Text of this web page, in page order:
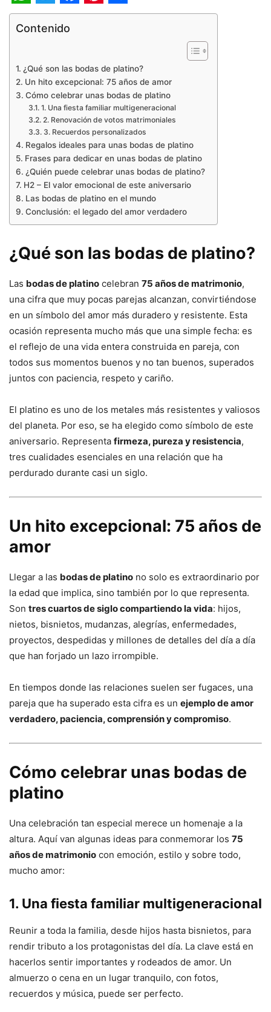
WhatsApp
Twitter
Facebook
Pinterest
Share
Contenido
¿Qué son las bodas de platino?
Un hito excepcional: 75 años de amor
Cómo celebrar unas bodas de platino
1. Una fiesta familiar multigeneracional
2. Renovación de votos matrimoniales
3. Recuerdos personalizados
Regalos ideales para unas bodas de platino
Frases para dedicar en unas bodas de platino
¿Quién puede celebrar unas bodas de platino?
H2 – El valor emocional de este aniversario
Las bodas de platino en el mundo
Conclusión: el legado del amor verdadero
¿Qué son las bodas de platino?
Las bodas de platino celebran 75 años de matrimonio,
una cifra que muy pocas parejas alcanzan, convirtiéndose
en un símbolo del amor más duradero y resistente. Esta
ocasión representa mucho más que una simple fecha: es
el reflejo de una vida entera construida en pareja, con
todos sus momentos buenos y no tan buenos, superados
juntos con paciencia, respeto y cariño.
El platino es uno de los metales más resistentes y valiosos
del planeta. Por eso, se ha elegido como símbolo de este
aniversario. Representa firmeza, pureza y resistencia,
tres cualidades esenciales en una relación que ha
perdurado durante casi un siglo.
Un hito excepcional: 75 años de
amor
Llegar a las bodas de platino no solo es extraordinario por
la edad que implica, sino también por lo que representa.
Son tres cuartos de siglo compartiendo la vida: hijos,
nietos, bisnietos, mudanzas, alegrías, enfermedades,
proyectos, despedidas y millones de detalles del día a día
que han forjado un lazo irrompible.
En tiempos donde las relaciones suelen ser fugaces, una
pareja que ha superado esta cifra es un ejemplo de amor
verdadero, paciencia, comprensión y compromiso.
Cómo celebrar unas bodas de
platino
Una celebración tan especial merece un homenaje a la
altura. Aquí van algunas ideas para conmemorar los 75
años de matrimonio con emoción, estilo y sobre todo,
mucho amor:
1. Una fiesta familiar multigeneracional
Reunir a toda la familia, desde hijos hasta bisnietos, para
rendir tributo a los protagonistas del día. La clave está en
hacerlos sentir importantes y rodeados de amor. Un
almuerzo o cena en un lugar tranquilo, con fotos,
recuerdos y música, puede ser perfecto.